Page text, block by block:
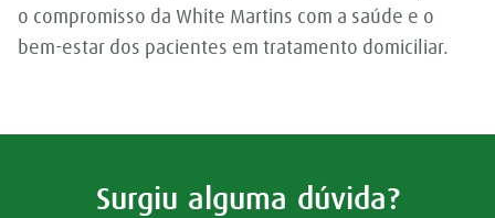
o compromisso da White Martins com a saúde e o
bem-estar dos pacientes em tratamento domiciliar.
Surgiu alguma dúvida?